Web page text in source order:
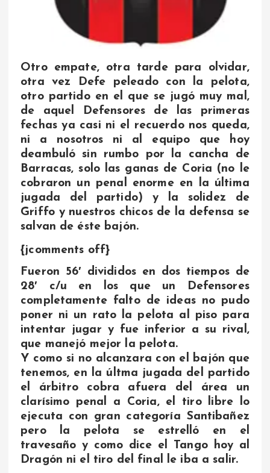
Otro empate, otra tarde para olvidar,
otra vez Defe peleado con la pelota,
otro partido en el que se jugó muy mal,
de aquel Defensores de las primeras
fechas ya casi ni el recuerdo nos queda,
ni a nosotros ni al equipo que hoy
deambuló sin rumbo por la cancha de
Barracas, solo las ganas de Coria (no le
cobraron un penal enorme en la última
jugada del partido) y la solidez de
Griffo y nuestros chicos de la defensa se
salvan de éste bajón.
{jcomments off}
Fueron 56′ divididos en dos tiempos de
28′ c/u en los que un Defensores
completamente falto de ideas no pudo
poner ni un rato la pelota al piso para
intentar jugar y fue inferior a su rival,
que manejó mejor la pelota.
Y como si no alcanzara con el bajón que
tenemos, en la últma jugada del partido
el árbitro cobra afuera del área un
clarísimo penal a Coria, el tiro libre lo
ejecuta con gran categoría Santibañez
pero la pelota se estrelló en el
travesaño y como dice el Tango hoy al
Dragón ni el tiro del final le iba a salir.